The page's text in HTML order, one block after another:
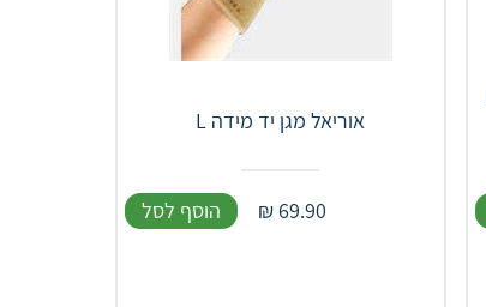
אוריאל מגן יד מידה L
69.90
₪ הוסף לסל